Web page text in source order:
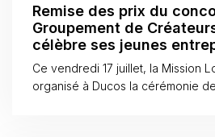
Remise des prix du
Groupement de
célèbre ses jeunes
Ce vendredi 17 juillet, la Mission
organisé à Ducos la cérémonie